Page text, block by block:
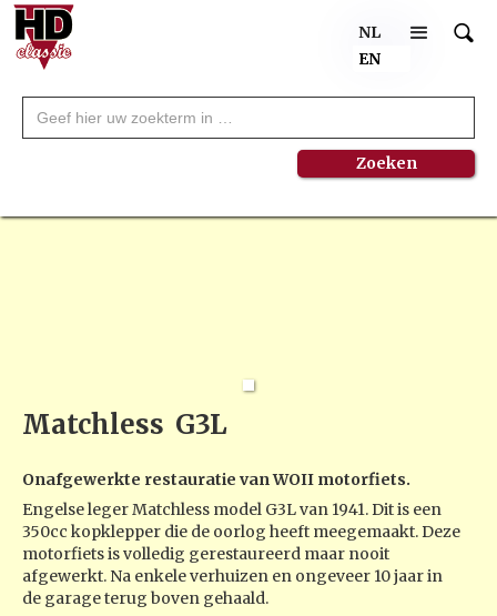
NL
EN
Matchless G3L
Onafgewerkte restauratie van WOII motorfiets.
Engelse leger Matchless model G3L van 1941. Dit is een
350cc kopklepper die de oorlog heeft meegemaakt. Deze
motorfiets is volledig gerestaureerd maar nooit
afgewerkt. Na enkele verhuizen en ongeveer 10 jaar in
de garage terug boven gehaald.